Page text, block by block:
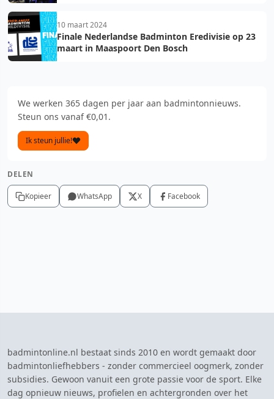
10 maart 2024
Finale Nederlandse Badminton Eredivisie op 23
maart in Maaspoort Den Bosch
We werken 365 dagen per jaar aan badmintonnieuws.
Steun ons vanaf €0,01.
Ik steun jullie!
DELEN
Kopieer WhatsApp X Facebook
badmintonline.nl bestaat sinds 2010 en wordt gemaakt door
badmintonliefhebbers - zonder commercieel oogmerk, zonder
subsidies. Gewoon vanuit een grote passie voor de sport. Elke
dag opnieuw nieuws, profielen en achtergronden over het